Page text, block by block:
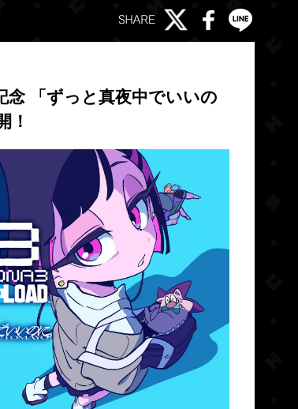
念 「ずっと真夜中でいいの
！